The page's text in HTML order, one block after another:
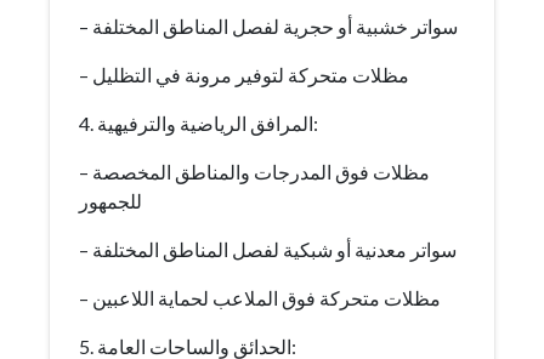
– سواتر خشبية أو حجرية لفصل المناطق المختلفة
– مظلات متحركة لتوفير مرونة في التظليل
4. المرافق الرياضية والترفيهية:
– مظلات فوق المدرجات والمناطق المخصصة
للجمهور
– سواتر معدنية أو شبكية لفصل المناطق المختلفة
– مظلات متحركة فوق الملاعب لحماية اللاعبين
5. الحدائق والساحات العامة: